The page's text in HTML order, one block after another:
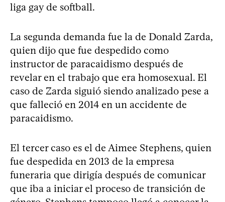
liga gay de softball.
La segunda demanda fue la de Donald Zarda,
quien dijo que fue despedido como
instructor de paracaidismo después de
revelar en el trabajo que era homosexual. El
caso de Zarda siguió siendo analizado pese a
que falleció en 2014 en un accidente de
paracaidismo.
El tercer caso es el de Aimee Stephens, quien
fue despedida en 2013 de la empresa
funeraria que dirigía después de comunicar
que iba a iniciar el proceso de transición de